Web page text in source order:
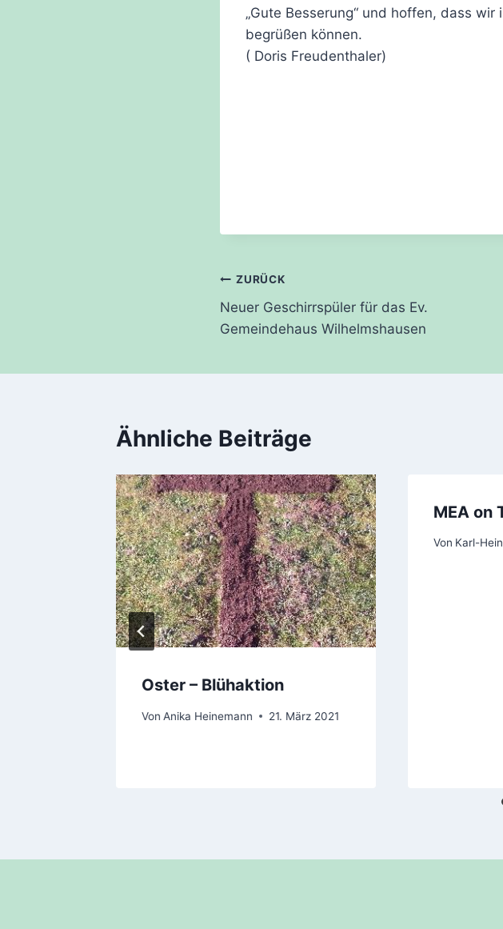
„Gute Besserung“ und hoffen, dass
begrüßen können.
( Doris Freudenthaler)
Beitragsnavigation
ZURÜCK
Neuer Geschirrspüler für das Ev.
Gemeindehaus Wilhelmshausen
Ähnliche Beiträge
Oster – Blühaktion
Von Anika Heinemann 21. März 2021
MEA on
Von Karl-